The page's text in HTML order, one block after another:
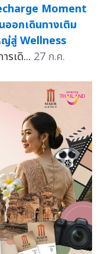
Moment
อกเดินทางเติม
ญ่สู่ Wellness
รเดิ... 27 ก.ค.